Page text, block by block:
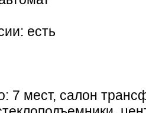
есть
7 мест, салон